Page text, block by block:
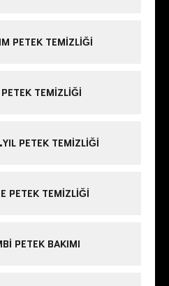
PETEK TEMIZLIĞI
TEMIZLIĞI
PETEK TEMIZLIĞI
PETEK TEMIZLIĞI
PETEK BAKIMI